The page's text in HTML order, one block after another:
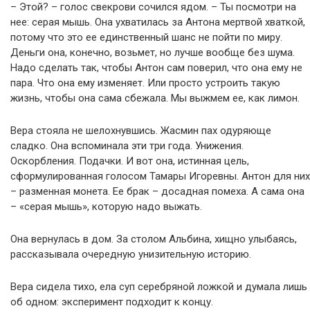
– Этой? – голос свекрови сочился ядом. – Ты посмотри на
нее: серая мышь. Она ухватилась за Антона мертвой хваткой,
потому что это ее единственный шанс не пойти по миру.
Деньги она, конечно, возьмет, но лучше вообще без шума.
Надо сделать так, чтобы Антон сам поверил, что она ему не
пара. Что она ему изменяет. Или просто устроить такую
жизнь, чтобы она сама сбежала. Мы выжмем ее, как лимон.
Вера стояла не шелохнувшись. Жасмин пах одуряюще
сладко. Она вспоминала эти три года. Унижения.
Оскорбления. Подачки. И вот она, истинная цель,
сформулированная голосом Тамары Игоревны. Антон для них
– разменная монета. Ее брак – досадная помеха. А сама она
– «серая мышь», которую надо выжать.
Она вернулась в дом. За столом Альбина, хищно улыбаясь,
рассказывала очередную унизительную историю.
Вера сидела тихо, ела суп серебряной ложкой и думала лишь
об одном: эксперимент подходит к концу.